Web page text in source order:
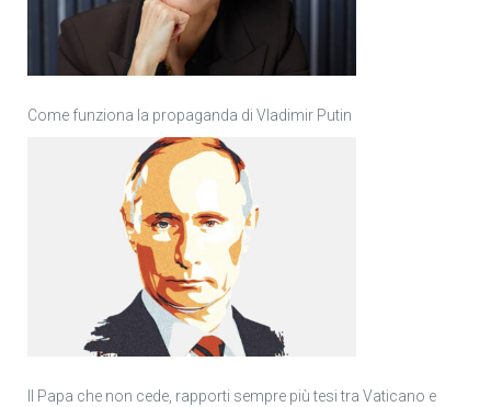
Come funziona la propaganda di Vladimir Putin
Il Papa che non cede, rapporti sempre più tesi tra Vaticano e